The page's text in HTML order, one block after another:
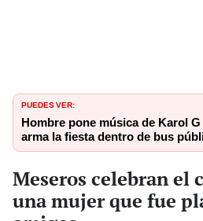
PUEDES VER:
Hombre pone música de Karol
arma la fiesta dentro de bus
Meseros celebran el
una mujer que fue